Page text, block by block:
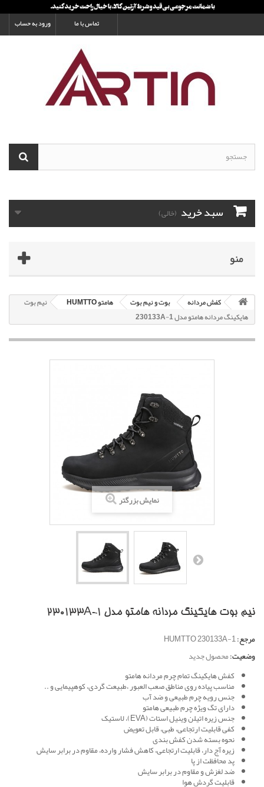
ورود به حساب تماس با ما
سبد خرید (خالی)
منو
کفش مردانه بوت و نیم بوت هامتو HUMTTO
نیم بوت
هایکینگ مردانه هامتو مدل 230133A-1
نمایش بزرگتر
نیم بوت هایکینگ مردانه هامتو مدل 230133A-1
مرجع:HUMTTO 230133A-1
وضعیت:محصول جدید
کفش هایکینگ تمام چرم مردانه هامتو
مناسب پیاده روی مناطق صعب العبور ،طبیعت گردی، کوهپیمایی و ..
جنس رویه چرم طبیعی و ضد آب
دارای تگ ویژه چرم طبیعی هامتو
جنس زیره اتیلن وینیل استات (EVA)، لاستیک
کفی قابلیت ارتجاعی، طبی، قابل تعویض
نحوه بسته شدن کفش بندی
زیره آج دار، قابلیت ارتجاعی، کاهش فشار وارده، مقاوم در برابر سایش
پد محافظت از پا
ضد لغزش و مقاوم در برابر سایش
قابلیت گردش هوا